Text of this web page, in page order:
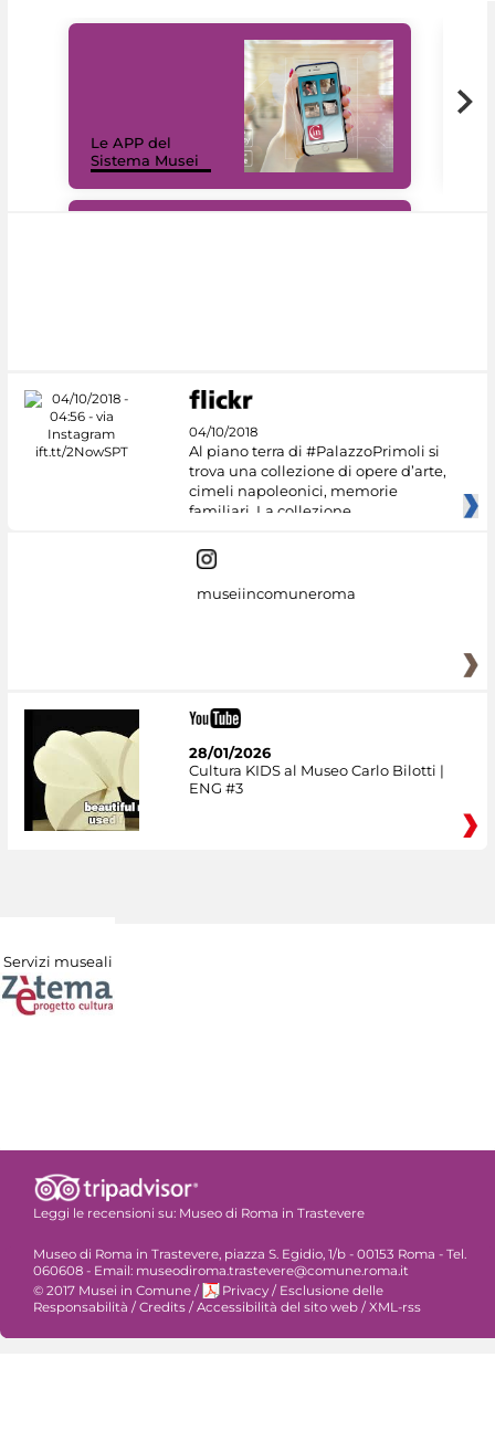
Le APP del
Sistema Musei
04/10/2018
Al piano terra di #PalazzoPrimoli si
trova una collezione di opere d’arte,
cimeli napoleonici, memorie
familiari. La collezione
museiincomuneroma
28/01/2026
Cultura KIDS al Museo Carlo Bilotti |
ENG #3
Servizi museali
Leggi le recensioni su: Museo di Roma in Trastevere
Museo di Roma in Trastevere, piazza S. Egidio, 1/b - 00153 Roma - Tel.
060608 - Email: museodiroma.trastevere@comune.roma.it
© 2017 Musei in Comune / Privacy / Esclusione delle
Responsabilità / Credits / Accessibilità del sito web / XML-rss